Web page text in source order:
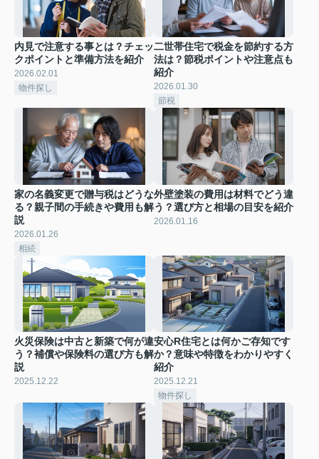
内見で注意する事とは？チェッ
クポイントと準備方法を紹介
2026.02.01
物件探し
二世帯住宅で税金を節約する方
法は？節税ポイントや注意点も
紹介
2026.01.30
節税
家の名義変更で贈与税はどうな
る？親子間の手続きや費用も解
説
2026.01.26
相続
外壁塗装の費用は材料でどう違
う？選び方と相場の目安を紹介
2026.01.16
火災保険は中古と新築で何が違
う？補償や保険料の選び方も解
説
2025.12.22
安心R住宅とは何かご存知です
か？意味や特徴をわかりやすく
紹介
2025.12.21
物件探し